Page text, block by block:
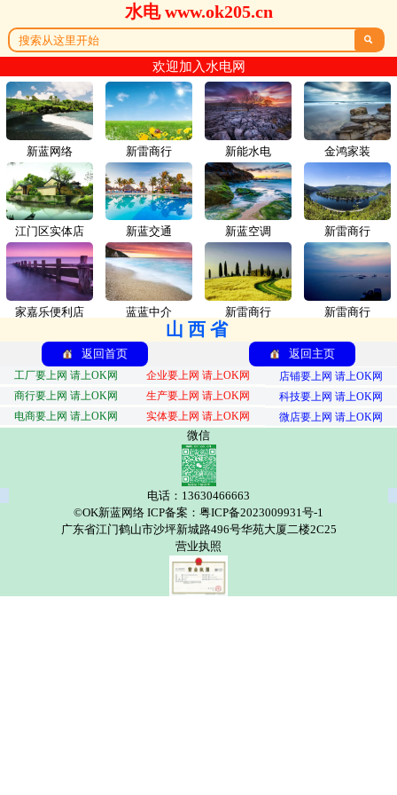
水电 www.ok205.cn

欢迎加入水电网
新蓝网络 新雷商行
江门区实体店 新蓝交通
家嘉乐便利店 蓝蓝中介
新能水电 金鸿家装
新蓝空调 新雷商行
新雷商行 新雷商行
山西省
返回首页 返回主页
工厂要上网 请上OK网 企业要上网 请上OK网
店铺要上网 请上OK网
商行要上网 请上OK网
生产要上网 请上OK网
科技要上网 请上OK网
电商要上网 请上OK网
实体要上网 请上OK网 微店要上网 请上OK网
微信
电话：13630466663
©OK新蓝网络 ICP备案：粤ICP备2023009931号-1
广东省江门鹤山市沙坪新城路496号华苑大厦二楼2C25
营业执照